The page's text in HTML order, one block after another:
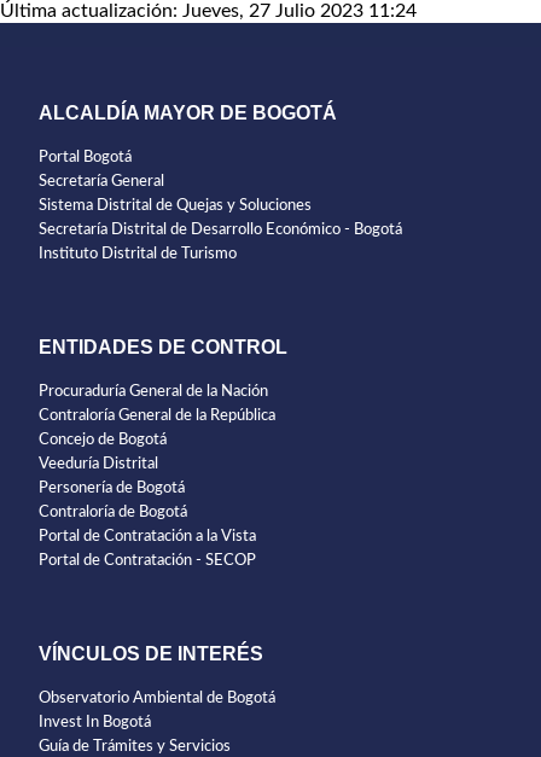
Última actualización: Jueves, 27 Julio 2023 11:24
ALCALDÍA MAYOR DE BOGOTÁ
Portal Bogotá
Secretaría General
Sistema Distrital de Quejas y Soluciones
Secretaría Distrital de Desarrollo Económico - Bogotá
Instituto Distrital de Turismo
ENTIDADES DE CONTROL
Procuraduría General de la Nación
Contraloría General de la República
Concejo de Bogotá
Veeduría Distrital
Personería de Bogotá
Contraloría de Bogotá
Portal de Contratación a la Vista
Portal de Contratación - SECOP
VÍNCULOS DE INTERÉS
Observatorio Ambiental de Bogotá
Invest In Bogotá
Guía de Trámites y Servicios